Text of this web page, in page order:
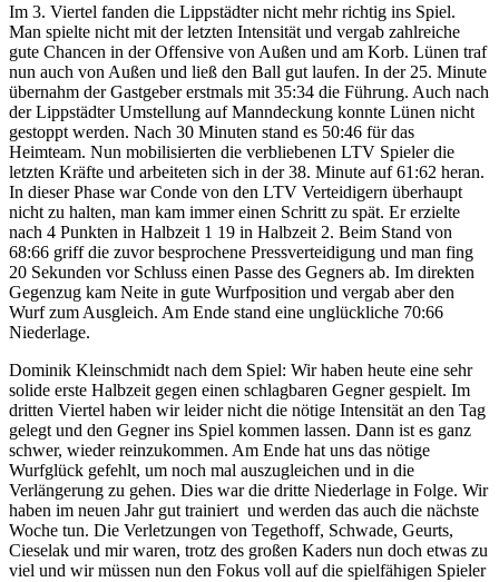
Im 3. Viertel fanden die Lippstädter nicht mehr richtig ins Spiel.
Man spielte nicht mit der letzten Intensität und vergab zahlreiche
gute Chancen in der Offensive von Außen und am Korb. Lünen traf
nun auch von Außen und ließ den Ball gut laufen. In der 25. Minute
übernahm der Gastgeber erstmals mit 35:34 die Führung. Auch nach
der Lippstädter Umstellung auf Manndeckung konnte Lünen nicht
gestoppt werden. Nach 30 Minuten stand es 50:46 für das
Heimteam. Nun mobilisierten die verbliebenen LTV Spieler die
letzten Kräfte und arbeiteten sich in der 38. Minute auf 61:62 heran.
In dieser Phase war Conde von den LTV Verteidigern überhaupt
nicht zu halten, man kam immer einen Schritt zu spät. Er erzielte
nach 4 Punkten in Halbzeit 1 19 in Halbzeit 2. Beim Stand von
68:66 griff die zuvor besprochene Pressverteidigung und man fing
20 Sekunden vor Schluss einen Passe des Gegners ab. Im direkten
Gegenzug kam Neite in gute Wurfposition und vergab aber den
Wurf zum Ausgleich. Am Ende stand eine unglückliche 70:66
Niederlage.
Dominik Kleinschmidt nach dem Spiel: Wir haben heute eine sehr
solide erste Halbzeit gegen einen schlagbaren Gegner gespielt. Im
dritten Viertel haben wir leider nicht die nötige Intensität an den Tag
gelegt und den Gegner ins Spiel kommen lassen. Dann ist es ganz
schwer, wieder reinzukommen. Am Ende hat uns das nötige
Wurfglück gefehlt, um noch mal auszugleichen und in die
Verlängerung zu gehen. Dies war die dritte Niederlage in Folge. Wir
haben im neuen Jahr gut trainiert und werden das auch die nächste
Woche tun. Die Verletzungen von Tegethoff, Schwade, Geurts,
Cieselak und mir waren, trotz des großen Kaders nun doch etwas zu
viel und wir müssen nun den Fokus voll auf die spielfähigen Spieler